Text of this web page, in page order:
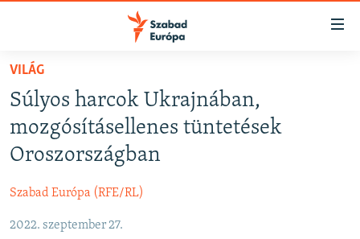
Akadálymentes
Ugrás
fő
oldalra
Ugrás
tartalomjegyzékre
NAPIRENDEN
AKTUÁLIS
PODCASTOK
ELEMZŐ
NER15
VILÁG
Súlyos harcok Ukrajnában,
mozgósításellenes tüntetések
Oroszországban
Szabad Európa (RFE/RL)
2022. szeptember 27.
FELIRATKOZÁS
Spotify